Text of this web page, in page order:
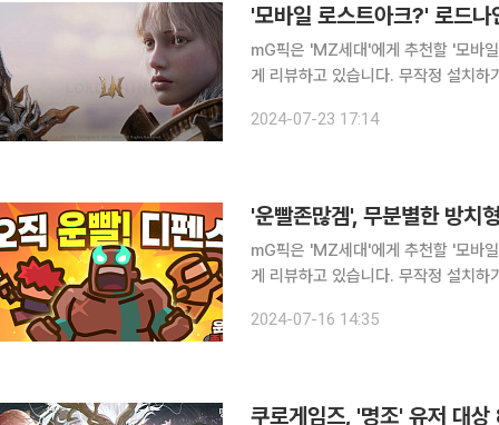
'모바일 로스트아크?' 로드
mG픽은 'MZ세대'에게 추천할 '모바
게 리뷰하고 있습니다. 무작정 설치
피하겠다'는 말을 들으면 '리니지'가
2024-07-23 17:14
'운빨존많겜', 무분별한 방치
mG픽은 'MZ세대'에게 추천할 '모바
게 리뷰하고 있습니다. 무작정 설치
니까? '운빨존많겜', 보통 게임 유
2024-07-16 14:35
쿠로게임즈, '명조' 유저 대